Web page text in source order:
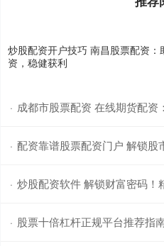
炒股配资开户技巧 南昌股票配资：
资，稳健获利
· 成都市股票配资 在线期货配
· 配资靠谱股票配资门户 解锁
· 炒股配资软件 解锁财富密码！
· 股票十倍杠杆正规平台推荐指